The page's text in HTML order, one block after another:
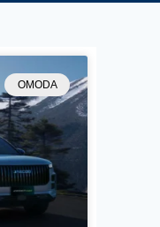
OMODA